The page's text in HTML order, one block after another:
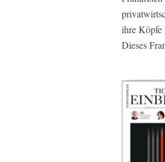
ihre Köpfe
Dieses